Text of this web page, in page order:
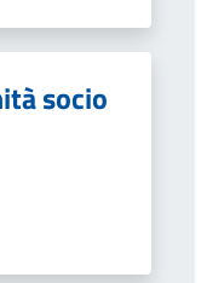
socio